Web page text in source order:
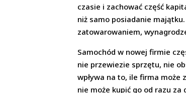
czasie i zachować część
niż samo posiadanie
zatowarowaniem,
Samochód w nowej firmie
nie przewiezie sprzętu, nie
wpływa na to, ile firma
nie może kupić go od razu za